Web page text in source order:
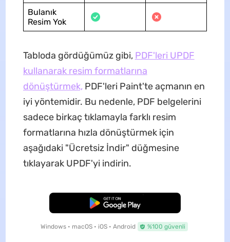
Bulanık
Resim Yok
Tabloda gördüğümüz gibi, PDF'leri UPDF
kullanarak resim formatlarına
dönüştürmek,PDF'leri Paint'te açmanın en
iyi yöntemidir. Bu nedenle, PDF belgelerini
sadece birkaç tıklamayla farklı resim
formatlarına hızla dönüştürmek için
aşağıdaki "Ücretsiz İndir" düğmesine
tıklayarak UPDF'yi indirin.
Ücretsiz İndirme
Windows • macOS • iOS • Android %100 güvenli